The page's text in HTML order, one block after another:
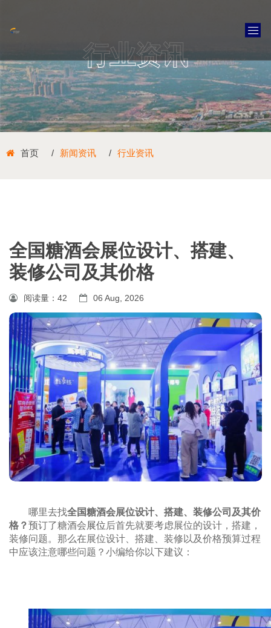
行业资讯
首页 新闻资讯 行业资讯
全国糖酒会展位设计、搭建、
装修公司及其价格
阅读量： 42 06 Aug, 2026
哪里去找全国糖酒会展位设计、搭建、装修公司及其价
格？预订了糖酒会展位后首先就要考虑展位的设计，搭建，
装修问题。那么在展位设计、搭建、装修以及价格预算过程
中应该注意哪些问题？小编给你以下建议：